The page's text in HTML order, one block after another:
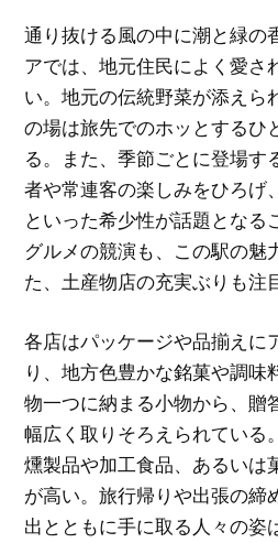
通り抜ける風の中に潮と緑の
アでは、地元住民によく愛さ
い。地元の伝統野菜が添えら
の場は旅先でのホッとするひ
る。また、季節ごとに登場す
者や常連客の楽しみをひろげ
といった希少性が話題となる
グルメの競演も、この駅の魅
た、土産物店の充実ぶりも注
各店はパッケージや品揃えに
り、地方色豊かな銘菓や調味
物一つに納まる小物から、贈
幅広く取りそろえられている
燻製品や加工食品、あるいは
が高い。旅行帰りや出張の締
出とともに手に取る人々の姿